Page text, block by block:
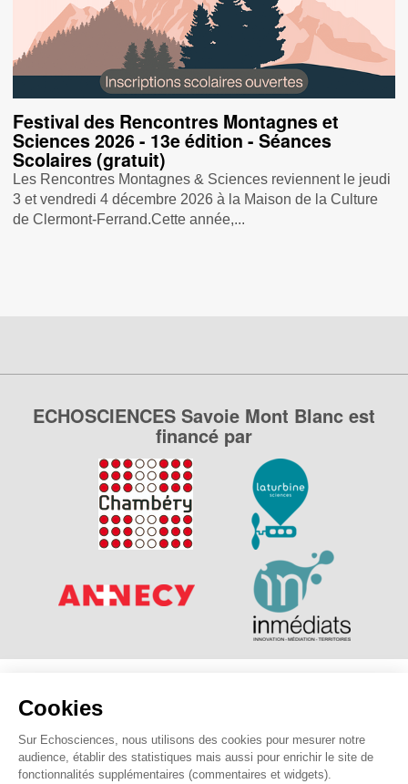
Cookies
Sur Echosciences, nous utilisons des cookies pour mesurer notre
audience, établir des statistiques mais aussi pour enrichir le site de
fonctionnalités supplémentaires (commentaires et widgets).
Festival des Rencontres Montagnes et
Sciences 2026 - 13e édition - Séances
Scolaires (gratuit)
Les Rencontres Montagnes & Sciences reviennent le jeudi
3 et vendredi 4 décembre 2026 à la Maison de la Culture
de Clermont-Ferrand.Cette année,...
ECHOSCIENCES Savoie Mont Blanc est
financé par
Savoie Mont Blanc est le réseau social des amateurs de
Pour nous contacter :contact@echosciences-savoie-mont-